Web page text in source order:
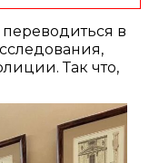
переводиться в
Так что,